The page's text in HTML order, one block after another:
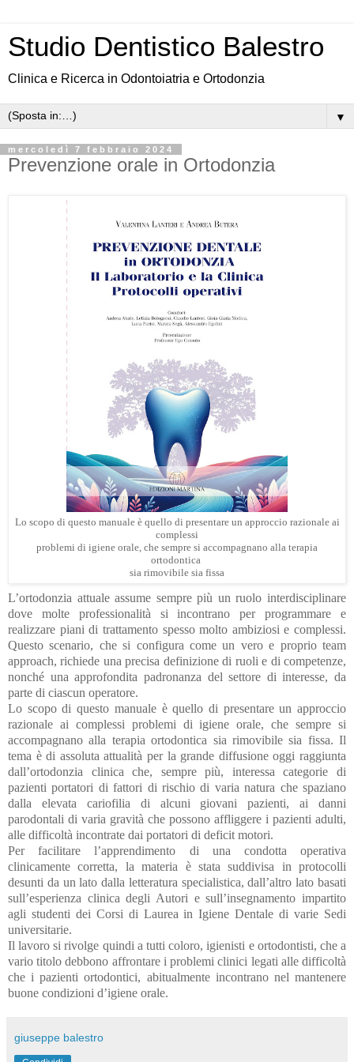
Studio Dentistico Balestro
Clinica e Ricerca in Odontoiatria e Ortodonzia
▼
mercoledì 7 febbraio 2024
Prevenzione orale in Ortodonzia
Lo scopo di questo manuale è quello di presentare un approccio razionale ai
complessi
problemi di igiene orale, che sempre si accompagnano alla terapia
ortodontica
sia rimovibile sia fissa
L’ortodonzia attuale assume sempre più un ruolo interdisciplinare
dove molte professionalità si incontrano per programmare e
realizzare piani di trattamento spesso molto ambiziosi e complessi.
Questo scenario, che si configura come un vero e proprio team
approach, richiede una precisa definizione di ruoli e di competenze,
nonché una approfondita padronanza del settore di interesse, da
parte di ciascun operatore.
Lo scopo di questo manuale è quello di presentare un approccio
razionale ai complessi problemi di igiene orale, che sempre si
accompagnano alla terapia ortodontica sia rimovibile sia fissa. Il
tema è di assoluta attualità per la grande diffusione oggi raggiunta
dall’ortodonzia clinica che, sempre più, interessa categorie di
pazienti portatori di fattori di rischio di varia natura che spaziano
dalla elevata cariofilia di alcuni giovani pazienti, ai danni
parodontali di varia gravità che possono affliggere i pazienti adulti,
alle difficoltà incontrate dai portatori di deficit motori.
Per facilitare l’apprendimento di una condotta operativa
clinicamente corretta, la materia è stata suddivisa in protocolli
desunti da un lato dalla letteratura specialistica, dall’altro lato basati
sull’esperienza clinica degli Autori e sull’insegnamento impartito
agli studenti dei Corsi di Laurea in Igiene Dentale di varie Sedi
universitarie.
Il lavoro si rivolge quindi a tutti coloro, igienisti e ortodontisti, che a
vario titolo debbono affrontare i problemi clinici legati alle difficoltà
che i pazienti ortodontici, abitualmente incontrano nel mantenere
buone condizioni d’igiene orale.
giuseppe balestro